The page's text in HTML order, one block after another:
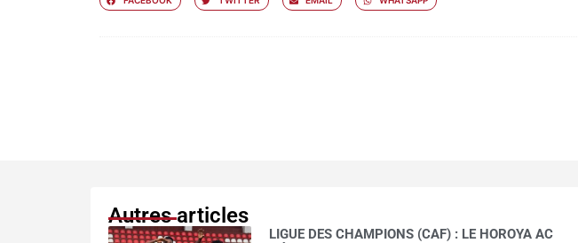
Autres articles
LIGUE DES CHAMPIONS (CAF) : LE HOROYA AC